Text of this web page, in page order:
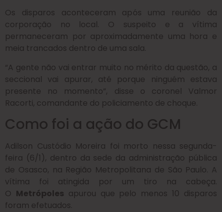
Os disparos aconteceram após uma reunião da
corporação no local. O suspeito e a vítima
permaneceram por aproximadamente uma hora e
meia trancados dentro de uma sala.
“A gente não vai entrar muito no mérito da questão, a
seccional vai apurar, até porque ninguém estava
presente no momento”, disse o coronel Valmor
Racorti, comandante do policiamento de choque.
Como foi a ação do GCM
Adilson Custódio Moreira foi morto nessa segunda-
feira (6/1), dentro da sede da administração pública
de Osasco, na Região Metropolitana de São Paulo. A
vítima foi atingida por um tiro na cabeça.
O Metrópoles apurou que pelo menos 10 disparos
foram efetuados.